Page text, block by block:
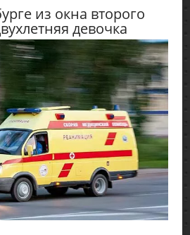
из окна второго
девочка